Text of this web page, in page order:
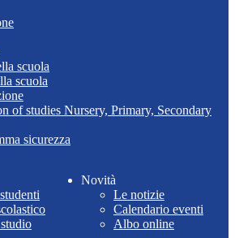
scuola
scuola
of studies Nursery, Primary, Secondary
sicurezza
Novità
Le notizie
Calendario eventi
Albo online